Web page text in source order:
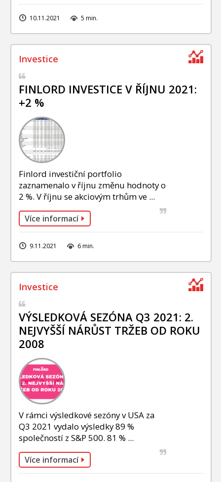
10.11.2021 5 min.
FINLORD INVESTICE V ŘÍJNU 2021:
+2 %
Finlord investiční portfolio
zaznamenalo v říjnu změnu hodnoty o
2 %. V říjnu se akciovým trhům ve ...
Více informací
9.11.2021 6 min.
VÝSLEDKOVÁ SEZÓNA Q3 2021: 2.
NEJVYŠŠÍ NÁRŮST TRŽEB OD ROKU
2008
V rámci výsledkové sezóny v USA za
Q3 2021 vydalo výsledky 89 %
společností z S&P 500. 81 % ...
Více informací